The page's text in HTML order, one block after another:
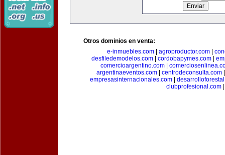
Otros dominios en venta:
e-inmuebles.com| agroproductor.com|
desfiledemodelos.com
cordobapymes.com
comercioargentino.com|
argentinaeventos.com| centrodeconsulta.com
empresasinternacionales.com|
clubprofesional.com